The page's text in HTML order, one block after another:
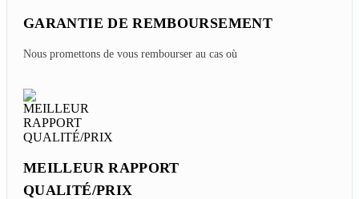
GARANTIE DE REMBOURSEMENT
Nous promettons de vous rembourser au cas où
MEILLEUR RAPPORT
QUALITÉ/PRIX